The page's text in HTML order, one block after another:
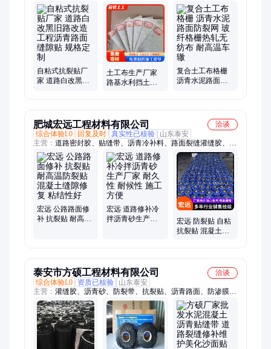
自粘式抗裂贴厂
家 道路白改黑旧
土工布生产厂家
路基水利挡土排
复合土工布格栅
沥青水泥路面防
肥城宏远工程材料有限公司
洽谈
综合体验L0
回复及时 真实性已核验
山东泰安
主营： 道路密封胶、贴缝带、沥青冷补料、路面裂缝灌缝胶、路
面沥青灌缝胶、路面修补抗裂贴、抗裂贴、修补沥青砂、网状裂
缝修复贴、感压型沥青冷补料、单组份聚氨酯密封胶、防裂贴
宏远 公路路面修
补 抗裂贴 耐高温
宏远 道路修补冷
拌沥青砂生产厂
宏远 防裂贴 自粘
抗裂贴 混凝土缝
泰安市方硕工程材料有限公司
洽谈
综合体验L0
资质已核验
山东泰安
主营： 灌缝胶、沥青砂、防裂带、抗裂贴、沥青路面、防渗膜、
防裂贴、冷补料、土工布、填缝胶、贴缝带、灌缝机、土工膜、
嵌缝胶、密封胶、修补料、生态袋、灌封胶、无纺布、土工格
栅、修复材料、水泥沥青、道路沥青、冷补沥青、修补材料